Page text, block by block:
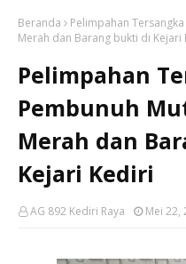
Beranda
Pelimpahan
Merah dan Barang bukti di Kejari
Pelimpahan
Pembunuh
Merah dan
Kejari Kediri
AG 892 Kediri Raya Mei 22,